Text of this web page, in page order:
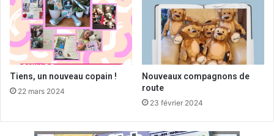
Tiens, un nouveau copain !
22 mars 2024
Nouveaux compagnons de
route
23 février 2024